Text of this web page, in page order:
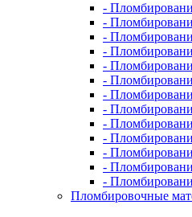
-
-
-
-
-
-
-
-
-
-
-
-
-
Пломбировочные